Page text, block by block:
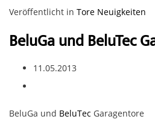
Veröffentlicht in Tore Neuigkeiten
BeluGa und BeluTec
11.05.2013
BeluGa und BeluTec Garagentore